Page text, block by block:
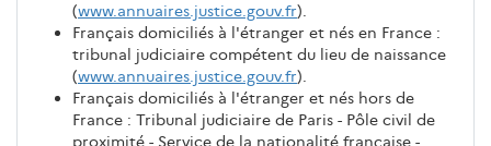
(www.annuaires.justice.gouv.fr).
Français domiciliés à l'étranger et nés en France :
tribunal judiciaire compétent du lieu de naissance
(www.annuaires.justice.gouv.fr).
Français domiciliés à l'étranger et nés hors de
France : Tribunal judiciaire de Paris - Pôle civil de
proximité - Service de la nationalité française -